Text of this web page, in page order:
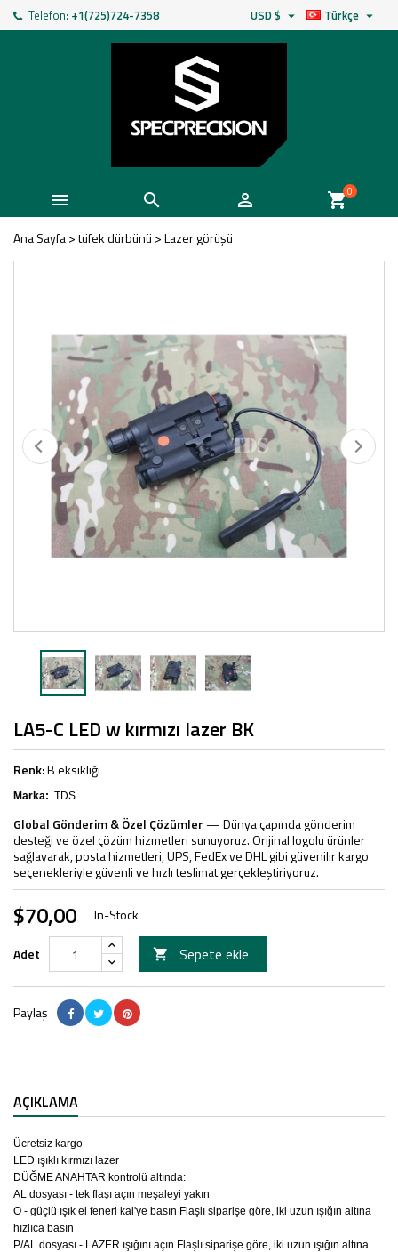
Telefon: +1(725)724-7358 Türkçe 
USD $ 
   shopping_cart0
Ana Sayfa>tüfek dürbünü >Lazer görüşü
LA5-C LED w kırmızı lazer BK
Renk:Beksikliği
Marka: TDS
Global Gönderim & Özel Çözümler — Dünya çapında gönderim
desteği ve özel çözüm hizmetleri sunuyoruz. Orijinal logolu ürünler
sağlayarak, posta hizmetleri, UPS, FedEx ve DHL gibi güvenilir kargo
seçenekleriyle güvenli ve hızlı teslimat gerçekleştiriyoruz.
$70,00 In-Stock
Adet  Sepete ekle
Paylaş
AÇIKLAMA
Ücretsiz kargo
LED ışıklı kırmızı lazer
DÜĞME ANAHTAR kontrolü altında:
AL dosyası - tek flaşı açın meşaleyi yakın
O - güçlü ışık el feneri kai'ye basın Flaşlı siparişe göre, iki uzun ışığın altına
hızlıca basın
P/AL dosyası - LAZER ışığını açın Flaşlı siparişe göre, iki uzun ışığın altına